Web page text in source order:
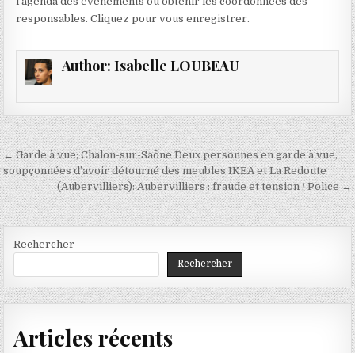
responsables. Cliquez pour vous enregistrer.
Author: Isabelle LOUBEAU
Navigation
de
l’article
← Garde à vue; Chalon-sur-Saône Deux personnes en garde à vue,
soupçonnées d’avoir détourné des meubles IKEA et La Redoute
(Aubervilliers): Aubervilliers : fraude et tension / Police →
Rechercher
Rechercher
Articles récents